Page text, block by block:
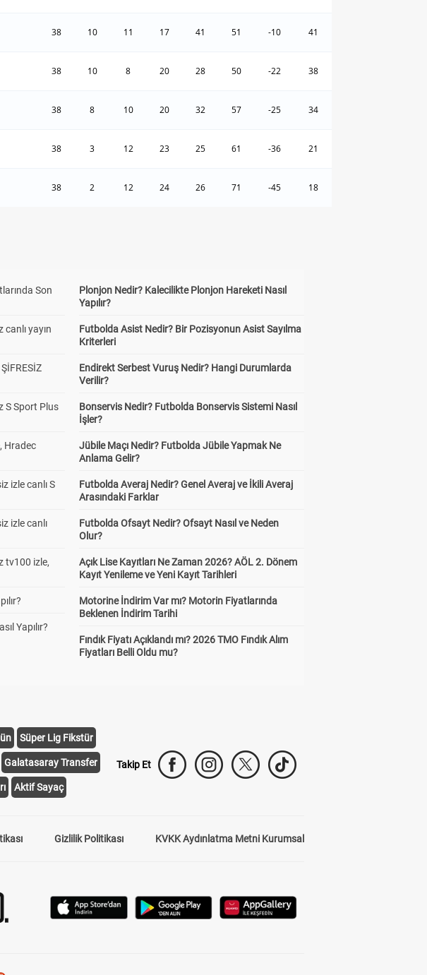
38 10 11 17 41 51 -10 41
38 10 8 20 28 50 -22 38
38 8 10 20 32 57 -25 34
38 3 12 23 25 61 -36 21
38 2 12 24 26 71 -45 18
Son
yayın
S Sport Plus
Hradec
izle canlı S
izle canlı
tv100 izle,
Yapılır?
Plonjon Nedir? Kalecilikte Plonjon Hareketi Nasıl
Yapılır?
Futbolda Asist Nedir? Bir Pozisyonun Asist Sayılma
Kriterleri
Endirekt Serbest Vuruş Nedir? Hangi Durumlarda
Verilir?
Bonservis Nedir? Futbolda Bonservis Sistemi Nasıl
İşler?
Jübile Maçı Nedir? Futbolda Jübile Yapmak Ne
Anlama Gelir?
Futbolda Averaj Nedir? Genel Averaj ve İkili Averaj
Arasındaki Farklar
Futbolda Ofsayt Nedir? Ofsayt Nasıl ve Neden
Olur?
Açık Lise Kayıtları Ne Zaman 2026? AÖL 2. Dönem
Kayıt Yenileme ve Yeni Kayıt Tarihleri
Motorine İndirim Var mı? Motorin Fiyatlarında
Beklenen İndirim Tarihi
Fındık Fiyatı Açıklandı mı? 2026 TMO Fındık Alım
Fiyatları Belli Oldu mu?
Süper Lig Fikstür
Galatasaray Transfer
Aktif Sayaç
Takip Et
Gizlilik Politikası KVKK Aydınlatma Metni Kurumsal